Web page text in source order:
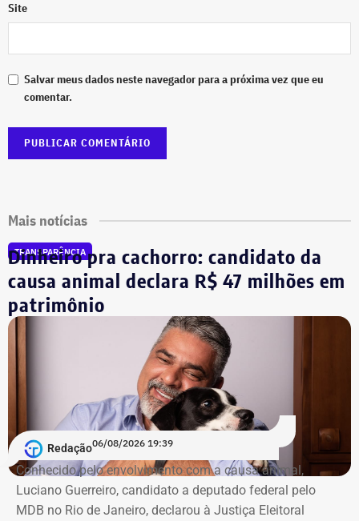
Site
Salvar meus dados neste navegador para a próxima vez que eu
comentar.
Mais notícias
TRANSPARÊNCIA
Dinheiro pra cachorro: candidato da
causa animal declara R$ 47 milhões em
patrimônio
Redação06/08/2026 19:39
Conhecido pelo envolvimento com a causa animal,
Luciano Guerreiro, candidato a deputado federal pelo
MDB no Rio de Janeiro, declarou à Justiça Eleitoral